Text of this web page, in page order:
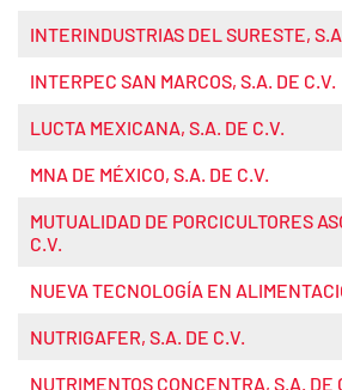
INTERINDUSTRIAS DEL SURESTE,
INTERPEC SAN MARCOS, S.A. DE C.V.
LUCTA MEXICANA, S.A. DE C.V.
MNA DE MÉXICO, S.A. DE C.V.
MUTUALIDAD DE PORCICULTORES
C.V.
NUEVA TECNOLOGÍA EN
NUTRIGAFER, S.A. DE C.V.
NUTRIMENTOS CONCENTRA, S.A. DE